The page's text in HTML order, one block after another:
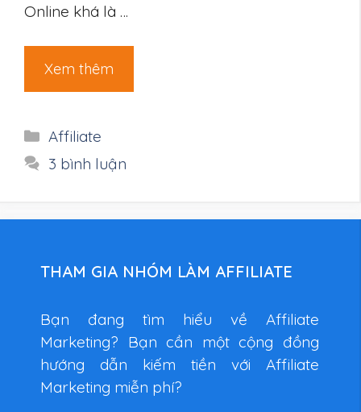
Online khá là …
Xem thêm
Danh
mục
Affiliate
3 bình luận
THAM GIA NHÓM LÀM AFFILIATE
Bạn đang tìm hiểu về Affiliate
Marketing? Bạn cần một cộng đồng
hướng dẫn kiếm tiền với Affiliate
Marketing miễn phí?